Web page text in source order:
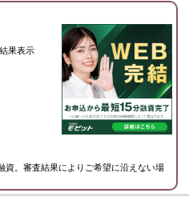
果表示
。審査結果によりご希望に沿えない場